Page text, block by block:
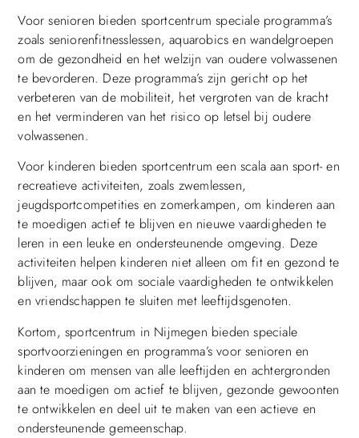
Voor senioren bieden sportcentrum speciale programma’s
zoals seniorenfitnesslessen, aquarobics en wandelgroepen
om de gezondheid en het welzijn van oudere volwassenen
te bevorderen. Deze programma’s zijn gericht op het
verbeteren van de mobiliteit, het vergroten van de kracht
en het verminderen van het risico op letsel bij oudere
volwassenen.
Voor kinderen bieden sportcentrum een scala aan sport- en
recreatieve activiteiten, zoals zwemlessen,
jeugdsportcompetities en zomerkampen, om kinderen aan
te moedigen actief te blijven en nieuwe vaardigheden te
leren in een leuke en ondersteunende omgeving. Deze
activiteiten helpen kinderen niet alleen om fit en gezond te
blijven, maar ook om sociale vaardigheden te ontwikkelen
en vriendschappen te sluiten met leeftijdsgenoten.
Kortom, sportcentrum in Nijmegen bieden speciale
sportvoorzieningen en programma’s voor senioren en
kinderen om mensen van alle leeftijden en achtergronden
aan te moedigen om actief te blijven, gezonde gewoonten
te ontwikkelen en deel uit te maken van een actieve en
ondersteunende gemeenschap.